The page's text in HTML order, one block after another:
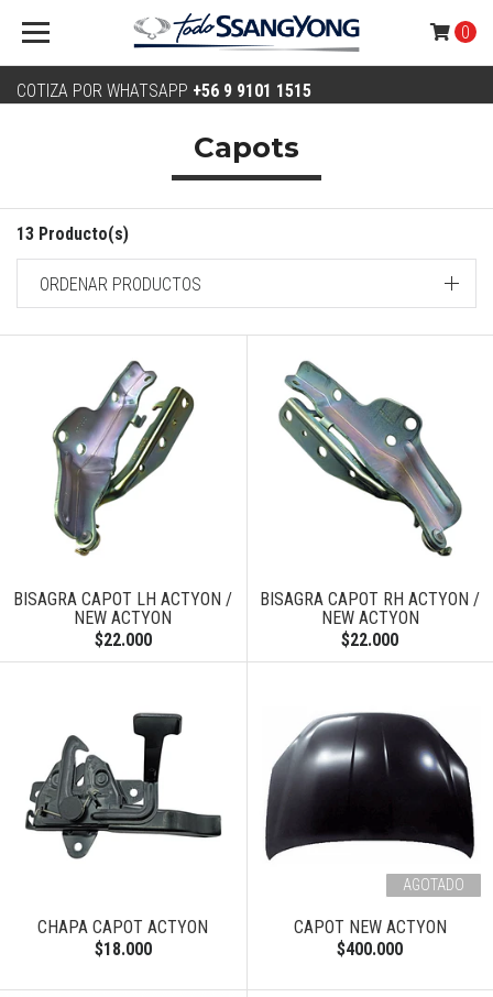
COTIZA POR WHATSAPP +56 9 9101 1515
0
Capots
13 Producto(s)
ORDENAR PRODUCTOS
BISAGRA CAPOT LH ACTYON /
NEW ACTYON
$22.000
BISAGRA CAPOT RH ACTYON /
NEW ACTYON
$22.000
CHAPA CAPOT ACTYON
$18.000
AGOTADO
CAPOT NEW ACTYON
$400.000